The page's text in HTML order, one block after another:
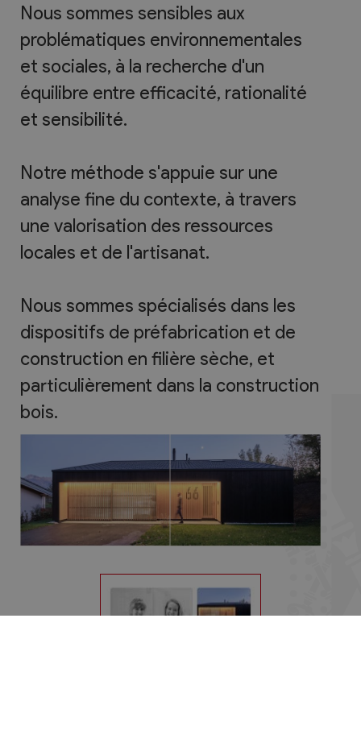
Nous sommes sensibles aux
problématiques environnementales
et sociales, à la recherche d'un
équilibre entre efficacité, rationalité
et sensibilité.
Notre méthode s'appuie sur une
analyse fine du contexte, à travers
une valorisation des ressources
locales et de l'artisanat.
Nous sommes spécialisés dans les
dispositifs de préfabrication et de
construction en filière sèche, et
particulièrement dans la construction
bois.